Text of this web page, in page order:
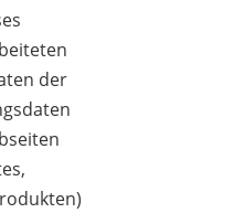
der